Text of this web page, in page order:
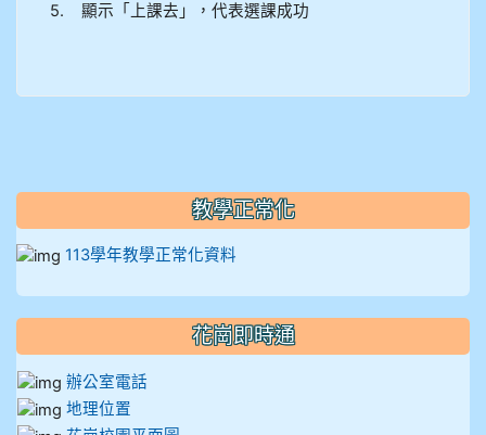
912彭子宸
5. 顯示「上課去」，代表選課成功
教學正常化
113學年教學正常化資料
花崗即時通
辦公室電話
地理位置